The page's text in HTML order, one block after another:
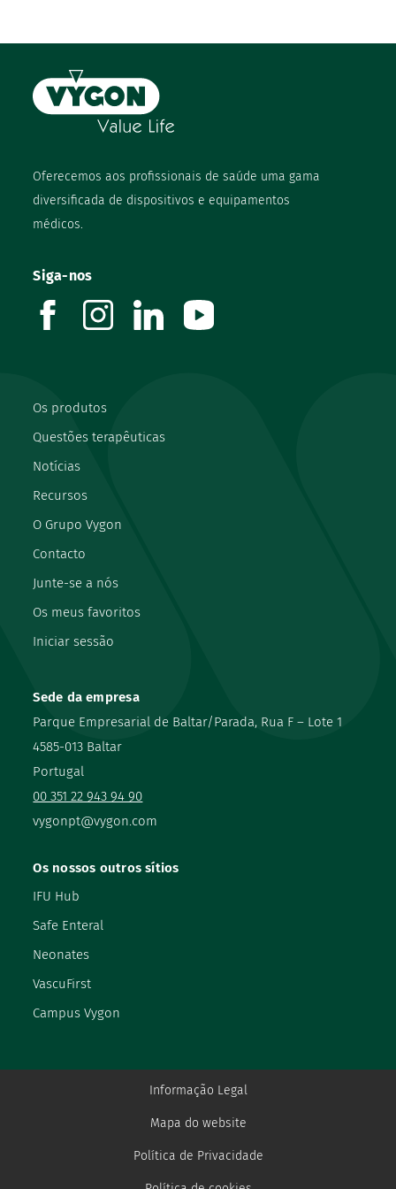
Oferecemos aos profissionais de saúde uma gama
diversificada de dispositivos e equipamentos
médicos.
Sede da empresa
Parque Empresarial de Baltar/Parada, Rua F – Lote 1
4585-013 Baltar
Portugal
00 351 22 943 94 90
vygonpt@vygon.com
Os produtos
Questões terapêuticas
Notícias
Recursos
O Grupo Vygon
Contacto
Junte-se a nós
Os meus favoritos
Iniciar sessão
Os nossos outros sítios
IFU Hub
Safe Enteral
Neonates
VascuFirst
Campus Vygon
Siga-nos
facebookinstagramlinkedin
Informação Legal
Mapa do website
Política de Privacidade